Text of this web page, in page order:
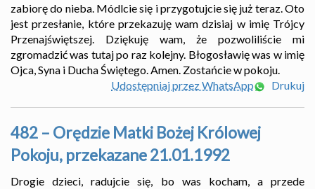
zabiorę do nieba. Módlcie się i przygotujcie się już teraz. Oto
jest przesłanie, które przekazuję wam dzisiaj w imię Trójcy
Przenajświętszej. Dziękuję wam, że pozwoliliście mi
zgromadzić was tutaj po raz kolejny. Błogosławię was w imię
Ojca, Syna i Ducha Świętego. Amen. Zostańcie w pokoju.
Udostępniaj przez WhatsApp
Drukuj
482 – Orędzie Matki Bożej Królowej
Pokoju, przekazane 21.01.1992
Drogie dzieci, radujcie się, bo was kocham, a przede